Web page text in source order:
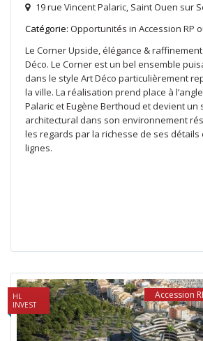
19 rue Vincent Palaric, Saint Ouen sur
Catégorie: Opportunités in Accession RP
Le Corner Upside, élégance &
Déco. Le Corner est un bel ensemble
dans le style Art Déco particulièrement
la ville. La réalisation prend place à
Palaric et Eugène Berthoud et devient
architectural dans son environnement
les regards par la richesse de ses détails
lignes.
Accession
HL
INVEST